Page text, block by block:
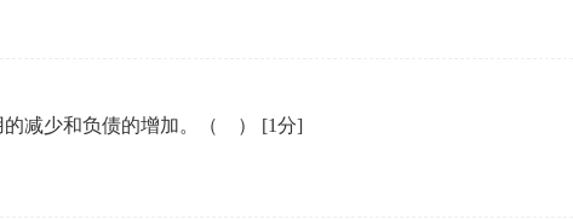
的减少和负债的增加。（ ） [1分]